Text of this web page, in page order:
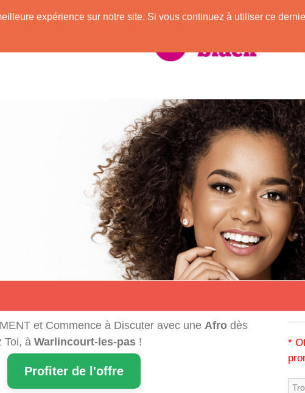
expérience sur notre site. Si vous continuez à utiliser ce
avec des Afros !
et Commence à Discuter avec une Afrodès
Toi, à Warlincourt-les-pas !
Profiter de l'offre
*